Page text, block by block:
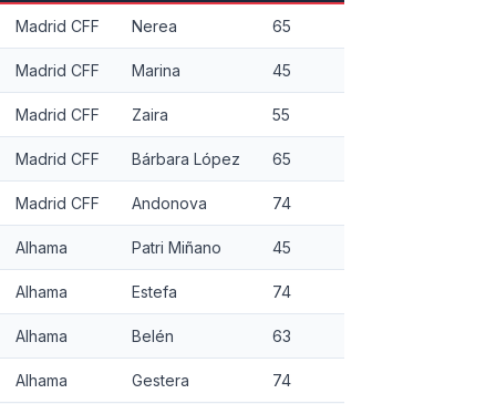
Madrid CFF Nerea 65
Madrid CFF Marina 45
Madrid CFF Zaira 55
Madrid CFF Bárbara López 65
Madrid CFF Andonova 74
Alhama Patri Miñano 45
Alhama Estefa 74
Alhama Belén 63
Alhama Gestera 74